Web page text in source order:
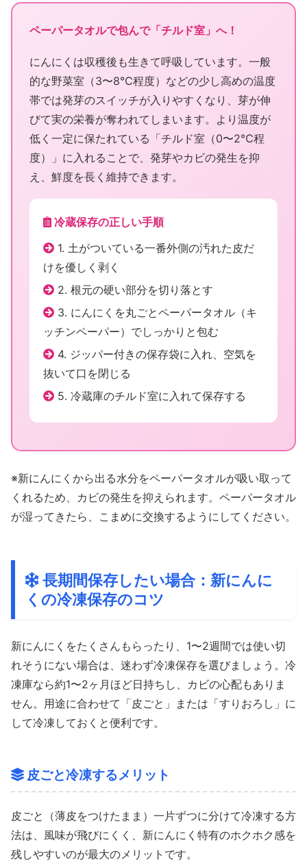
ペーパータオルで包んで「チルド室」へ！
にんにくは収穫後も生きて呼吸しています。一般
的な野菜室（3〜8℃程度）などの少し高めの温度
帯では発芽のスイッチが入りやすくなり、芽が伸
びて実の栄養が奪われてしまいます。より温度が
低く一定に保たれている「チルド室（0〜2℃程
度）」に入れることで、発芽やカビの発生を抑
え、鮮度を長く維持できます。
冷蔵保存の正しい手順
1. 土がついている一番外側の汚れた皮だ
けを優しく剥く
2. 根元の硬い部分を切り落とす
3. にんにくを丸ごとペーパータオル（キ
ッチンペーパー）でしっかりと包む
4. ジッパー付きの保存袋に入れ、空気を
抜いて口を閉じる
5. 冷蔵庫のチルド室に入れて保存する
※新にんにくから出る水分をペーパータオルが吸い取って
くれるため、カビの発生を抑えられます。ペーパータオル
が湿ってきたら、こまめに交換するようにしてください。
長期間保存したい場合：新にんに
くの冷凍保存のコツ
新にんにくをたくさんもらったり、1〜2週間では使い切
れそうにない場合は、迷わず冷凍保存を選びましょう。冷
凍庫なら約1〜2ヶ月ほど日持ちし、カビの心配もありま
せん。用途に合わせて「皮ごと」または「すりおろし」に
して冷凍しておくと便利です。
皮ごと冷凍するメリット
皮ごと（薄皮をつけたまま）一片ずつに分けて冷凍する方
法は、風味が飛びにくく、新にんにく特有のホクホク感を
残しやすいのが最大のメリットです。